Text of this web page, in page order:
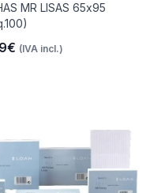
MR LISAS 65x95
(IVA incl.)